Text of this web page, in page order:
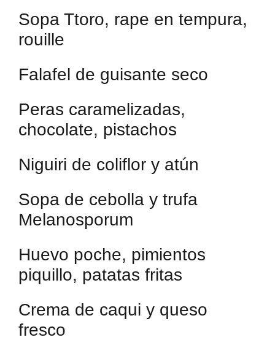
Sopa Ttoro, rape en tempura,
rouille
Falafel de guisante seco
Peras caramelizadas,
chocolate, pistachos
Niguiri de coliflor y atún
Sopa de cebolla y trufa
Melanosporum
Huevo poche, pimientos
piquillo, patatas fritas
Crema de caqui y queso
fresco